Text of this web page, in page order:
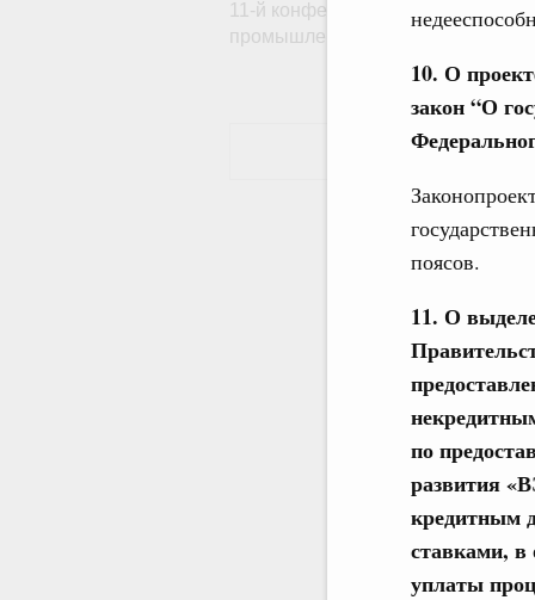
10. О
закон “О
поясов.
11. О
по
развития
кредитным
ставками, в
уплаты
11-й конференции «ЦИПР» –
промышленности»